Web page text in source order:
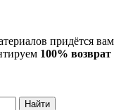
придётся вам
100% возврат
Найти